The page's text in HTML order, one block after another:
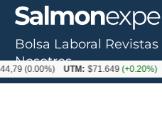
Bolsa Laboral Revistas
Nosotros
UTM: $71.649(+0.20%) Dólar: